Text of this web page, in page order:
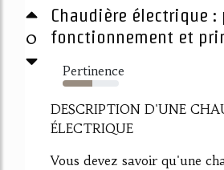
0
Chaudière électrique :
fonctionnement et
Pertinence
53%
DESCRIPTION D'UNE
ÉLECTRIQUE
Vous devez savoir qu'une